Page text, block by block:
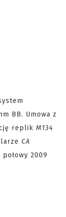
BB. Umowa z
replik M134
CA
2009